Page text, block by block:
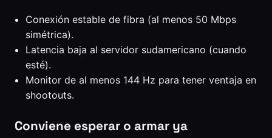
Conexión estable de fibra (al menos 50 Mbps
simétrica).
Latencia baja al servidor sudamericano (cuando
esté).
Monitor de al menos 144 Hz para tener ventaja en
shootouts.
Conviene esperar o armar ya